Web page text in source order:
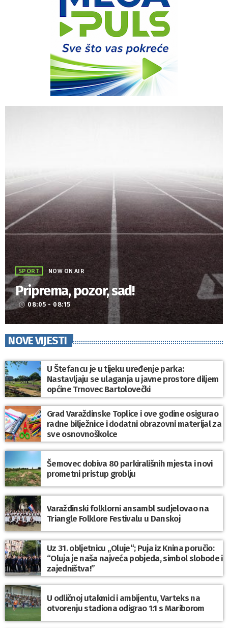
SPORT NOW ON AIR
Priprema, pozor, sad!
access_time 08:05 - 08:15
NOVE VIJESTI
U Štefancu je u tijeku uređenje parka:
Nastavljaju se ulaganja u javne prostore diljem
općine Trnovec Bartolovečki
Grad Varaždinske Toplice i ove godine osigurao
radne bilježnice i dodatni obrazovni materijal za
sve osnovnoškolce
Šemovec dobiva 80 parkirališnih mjesta i novi
prometni pristup groblju
Varaždinski folklorni ansambl sudjelovao na
Triangle Folklore Festivalu u Danskoj
Uz 31. obljetnicu „Oluje“; Puja iz Knina poručio:
“Oluja je naša najveća pobjeda, simbol slobode i
zajedništva!”
U odličnoj utakmici i ambijentu, Varteks na
otvorenju stadiona odigrao 1:1 s Mariborom